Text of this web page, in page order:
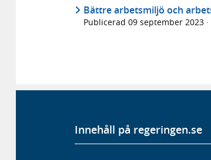
Bättre arbetsmiljö och
Publicerad 09 september 2023 ·
Innehåll på regeringen.se